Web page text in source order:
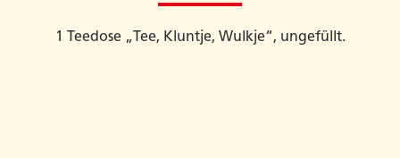
1 Teedose „Tee, Kluntje, Wulkje“, ungefüllt.